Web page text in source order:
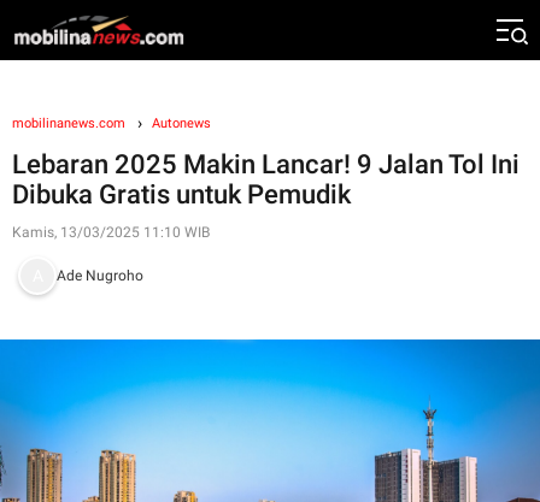
mobilinanews.com Autonews
Lebaran 2025 Makin Lancar! 9 Jalan Tol Ini
Dibuka Gratis untuk Pemudik
Kamis, 13/03/2025 11:10 WIB
Ade Nugroho